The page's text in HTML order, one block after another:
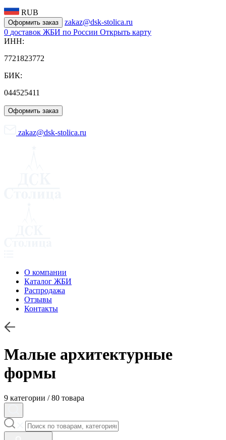
RUB
Оформить заказ
zakaz@dsk-stolica.ru
0 доставок ЖБИ по России Открыть карту
ИНН:
7721823772
БИК:
044525411
Оформить заказ
zakaz@dsk-stolica.ru
О компании
Каталог ЖБИ
Распродажа
Отзывы
Контакты
Малые архитектурные
формы
9 категории / 80 товара